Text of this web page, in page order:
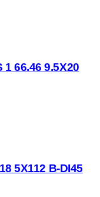
1 66.46 9.5X20
5Χ112 Β-DI45